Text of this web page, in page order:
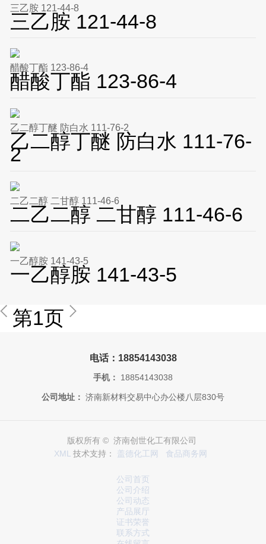
三乙胺 121-44-8
三乙胺 121-44-8
醋酸丁酯 123-86-4
醋酸丁酯 123-86-4
乙二醇丁醚 防白水 111-76-2
乙二醇丁醚 防白水 111-76-
2
二乙二醇 二甘醇 111-46-6
二乙二醇 二甘醇 111-46-6
一乙醇胺 141-43-5
一乙醇胺 141-43-5
第1页
电话：18854143038
手机： 18854143038
公司地址： 济南新材料交易中心办公楼八层830号
版权所有 © 济南创世化工有限公司
XML 技术支持： 盖德化工网 食品商务网
公司首页
公司介绍
公司动态
产品展厅
证书荣誉
联系方式